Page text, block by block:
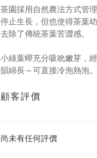
茶園採用自然農法方式管
停止生長，但也使得茶葉
去除了傳統茶葉苦澀感。
小綠葉蟬充分吸吮嫩芽，
韻綿長～可直接冷泡熱泡。
顧客評價
尚未有任何評價